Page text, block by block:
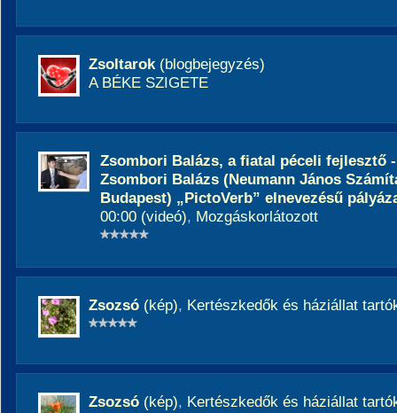
Zsoltarok(blogbejegyzés)
A BÉKE SZIGETE
Zsombori Balázs, a fiatal péceli fejlesztő
Zsombori Balázs (Neumann János
Budapest) „PictoVerb” elnevezésű
00:00 (videó), Mozgáskorlátozott
Zsozsó (kép), Kertészkedők és háziállat
Zsozsó (kép), Kertészkedők és háziállat